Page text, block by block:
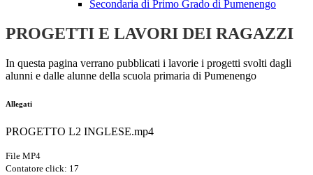
Secondaria di Primo Grado di Pumenengo
PROGETTI E LAVORI DEI RAGAZZI
In questa pagina verrano pubblicati i lavorie i progetti svolti dagli
alunni e dalle alunne della scuola primaria di Pumenengo
Allegati
PROGETTO L2 INGLESE.mp4
File MP4
Contatore click: 17